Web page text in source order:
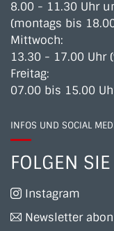
8.00 - 11.30 Uhr
(montags bis
Mittwoch:
13.30 - 17.00 Uhr
Freitag:
07.00 bis 15.00
INFOS UND SOCIAL
FOLGEN
Instagram
Newsletter